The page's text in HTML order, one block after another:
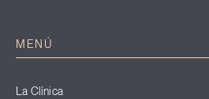
MENÚ
La Clínica